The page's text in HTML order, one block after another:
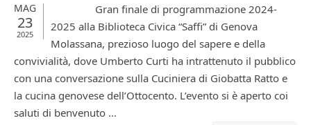
MAG
23
2025
Gran finale di programmazione 2024-
2025 alla Biblioteca Civica “Saffi” di Genova
Molassana, prezioso luogo del sapere e della
convivialità, dove Umberto Curti ha intrattenuto il pubblico
con una conversazione sulla Cuciniera di Giobatta Ratto e
la cucina genovese dell’Ottocento. L’evento si è aperto coi
saluti di benvenuto ...